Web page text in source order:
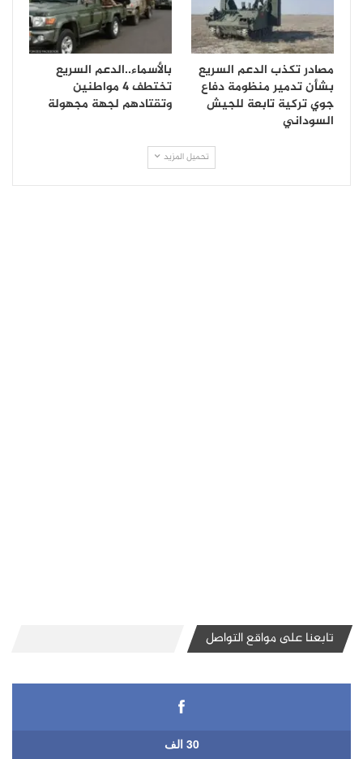
مصادر تكذب الدعم السريع
بشأن تدمير منظومة دفاع
جوي تركية تابعة للجيش
السوداني
بالأسماء..الدعم السريع
تختطف 4 مواطنين
وتقتادهم لجهة مجهولة
تحميل المزيد
تابعنا على مواقع التواصل
30 الف